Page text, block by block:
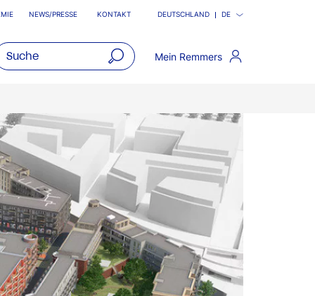
NEWS/PRESSE KONTAKT DEUTSCHLAND DE
Mein Remmers